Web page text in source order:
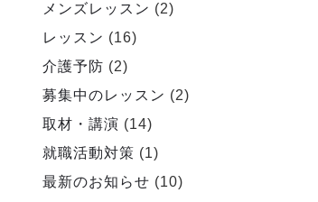
メンズレッスン (2)
レッスン (16)
介護予防 (2)
募集中のレッスン (2)
取材・講演 (14)
就職活動対策 (1)
最新のお知らせ (10)